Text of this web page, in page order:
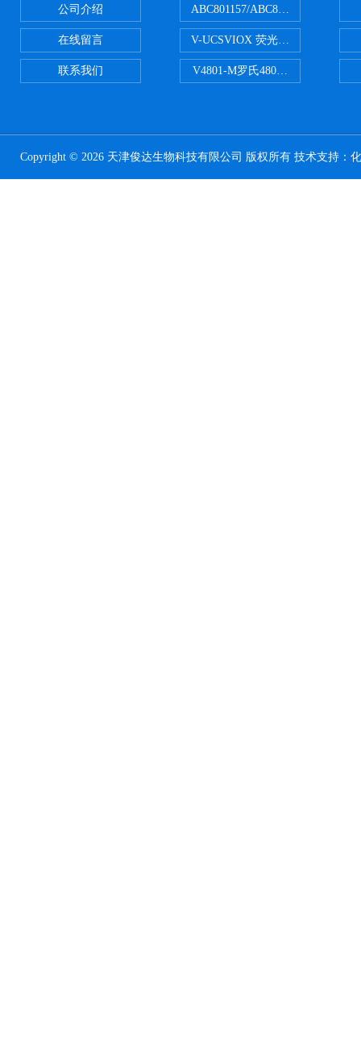
公司介绍
在线留言
联系我们
ABC801157/ABC801506ABC常规
V-UCSVIOX 荧光定量封板膜
V4801-M罗氏480适配96孔板 PCR
Copyright © 2026 天津俊达生物科技有限公司 版权所有 技术支持：